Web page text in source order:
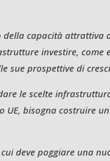
capacità attrattiva
investire, come
sue prospettive di
le scelte
bisogna costruire
deve poggiare una